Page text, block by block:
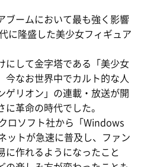
ブームにおいて最も強く影響
に隆盛した美少女フィギュア
にして金字塔である「美少女
今なお世界中でカルト的な人
ゲリオン」の連載・放送が開
革命の時代でした。
ロソフト社から「Windows
ットが急速に普及し、ファン
に作れるようになったこと